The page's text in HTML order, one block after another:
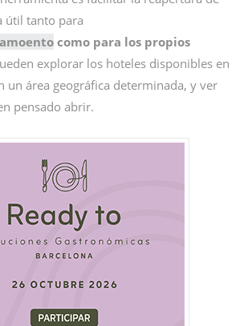
útil tanto para
como para los propios
explorar los hoteles disponibles en
un área geográfica determinada, y ver
pensado abrir.